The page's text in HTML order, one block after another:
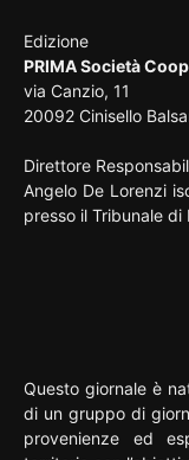
Edizione
PRIMA Società
via Canzio, 11
20092 Cinisello
Direttore
Angelo De Lorenzi
presso il Tribunale
Questo giornale è
di un gruppo di
provenienze ed